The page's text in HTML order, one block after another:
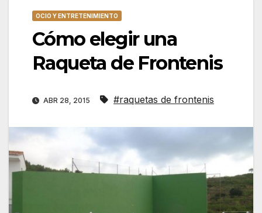
OCIO Y ENTRETENIMIENTO
Cómo elegir una
Raqueta de Frontenis
ABR 28, 2015 #raquetas de frontenis